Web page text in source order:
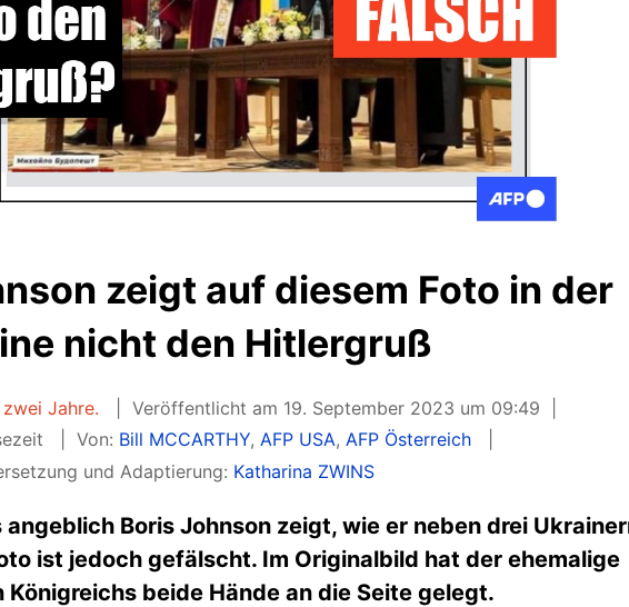
zeigt auf diesem Foto in der
nicht den Hitlergruß
Jahre.
Veröffentlicht am 19. September 2023 um 09:49
Von: Bill MCCARTHY, AFP USA, AFP Österreich
und Adaptierung: Katharina ZWINS
Boris Johnson zeigt, wie er neben drei
ist jedoch gefälscht. Im Originalbild hat der ehemalige
beide Hände an die Seite gelegt.